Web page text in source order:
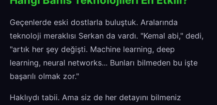
Geçenlerde eski dostlarla buluştuk. Aralarında
teknoloji meraklısı Serkan da vardı. "Kemal abi," dedi,
"artık her şey değişti. Machine learning, deep
learning, neural networks... Bunları bilmeden bu işte
başarılı olmak zor."
Haklıydı tabii. Ama siz de her detayını bilmeniz